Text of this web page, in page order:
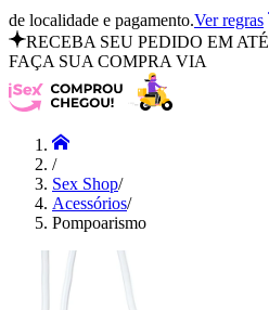
de localidade e pagamento.Ver regras
RECEBA SEU PEDIDO EM ATÉ
FAÇA SUA COMPRA VIA
/
Sex Shop/
Acessórios/
Pompoarismo